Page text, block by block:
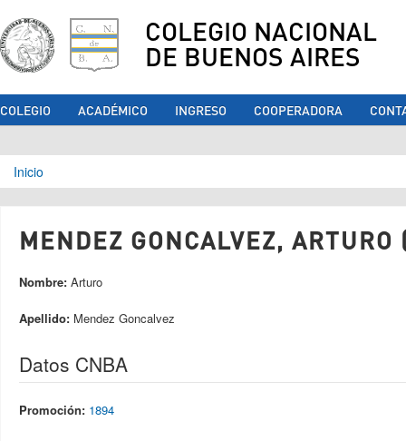
COLEGIO NACIONAL
DE BUENOS AIRES
COLEGIO ACADÉMICO INGRESO COOPERADORA
Se encuentra usted aquí
Inicio
MENDEZ GONCALVEZ,
Nombre: Arturo
Apellido: Mendez Goncalvez
Datos CNBA
Promoción: 1894